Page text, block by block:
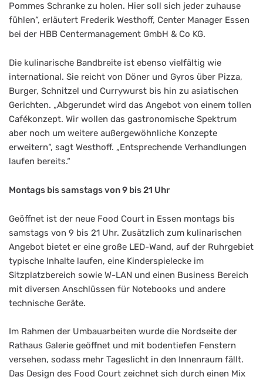
Pommes Schranke zu holen. Hier soll sich jeder zuhause
fühlen“, erläutert Frederik Westhoff, Center Manager Essen
bei der HBB Centermanagement GmbH & Co KG.
Die kulinarische Bandbreite ist ebenso vielfältig wie
international. Sie reicht von Döner und Gyros über Pizza,
Burger, Schnitzel und Currywurst bis hin zu asiatischen
Gerichten. „Abgerundet wird das Angebot von einem tollen
Cafékonzept. Wir wollen das gastronomische Spektrum
aber noch um weitere außergewöhnliche Konzepte
erweitern“, sagt Westhoff. „Entsprechende Verhandlungen
laufen bereits.“
Montags bis samstags von 9 bis 21 Uhr
Geöffnet ist der neue Food Court in Essen montags bis
samstags von 9 bis 21 Uhr. Zusätzlich zum kulinarischen
Angebot bietet er eine große LED-Wand, auf der Ruhrgebiet
typische Inhalte laufen, eine Kinderspielecke im
Sitzplatzbereich sowie W-LAN und einen Business Bereich
mit diversen Anschlüssen für Notebooks und andere
technische Geräte.
Im Rahmen der Umbauarbeiten wurde die Nordseite der
Rathaus Galerie geöffnet und mit bodentiefen Fenstern
versehen, sodass mehr Tageslicht in den Innenraum fällt.
Das Design des Food Court zeichnet sich durch einen Mix